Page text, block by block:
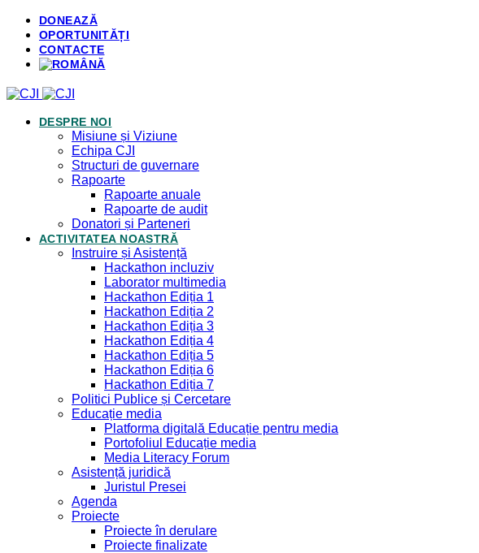
DONEAZĂ
OPORTUNITĂȚI
CONTACTE
DESPRE NOI
Misiune și Viziune
Echipa CJI
Structuri de guvernare
Rapoarte
Rapoarte anuale
Rapoarte de audit
Donatori și Parteneri
ACTIVITATEA NOASTRĂ
Instruire și Asistență
Hackathon incluziv
Laborator multimedia
Hackathon Ediția 1
Hackathon Ediția 2
Hackathon Ediția 3
Hackathon Ediția 4
Hackathon Ediția 5
Hackathon Ediția 6
Hackathon Ediția 7
Politici Publice și Cercetare
Educație media
Platforma digitală Educație pentru media
Portofoliul Educație media
Media Literacy Forum
Asistență juridică
Juristul Presei
Agenda
Proiecte
Proiecte în derulare
Proiecte finalizate